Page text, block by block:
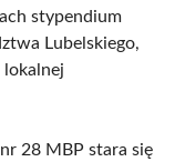
stypendium
Lubelskiego,
lokalnej
28 MBP stara się